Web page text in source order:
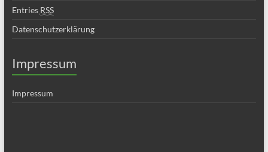
Entries RSS
Datenschutzerklärung
Impressum
Impressum